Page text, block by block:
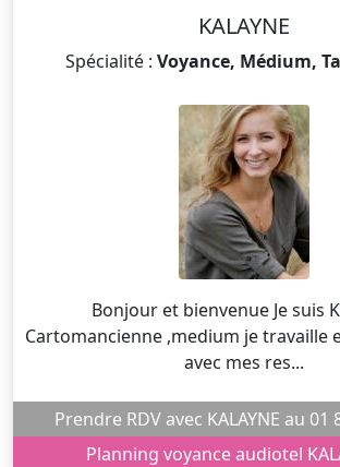
KALAYNE
Spécialité : Voyance, Médium,
Bonjour et bienvenue Je suis
Cartomancienne ,medium je travaille
avec mes res...
Prendre RDV
Planning voyance audiotel